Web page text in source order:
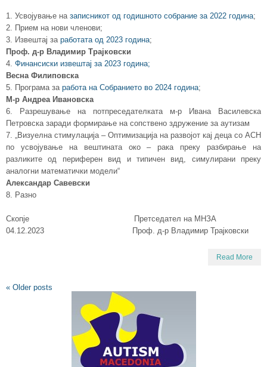
1. Усвојување на записникот од годишното собрание за 2022 година;
2. Прием на нови членови;
3. Извештај за работата од 2023 година;
Проф. д-р Владимир Трајковски
4. Финансиски извештај за 2023 година;
Весна Филиповска
5. Програма за работа на Собранието во 2024 година;
М-р Андреа Ивановска
6. Разрешување на потпреседателката м-р Ивана Василевска
Петровска заради формирање на сопствено здружение за аутизам
7. „Визуелна стимулација – Оптимизација на развојот кај деца со АСН
по усвојување на вештината око – рака преку разбирање на
разликите од периферен вид и типичен вид, симулирани преку
аналогни математички модели“
Александар Савевски
8. Разно
Скопје Претседател на МНЗА
04.12.2023 Проф. д-р Владимир Трајковски
Read More
« Older posts